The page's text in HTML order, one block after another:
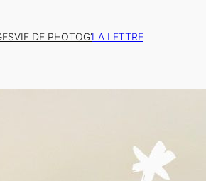
VIE DE PHOTOG’LA LETTRE